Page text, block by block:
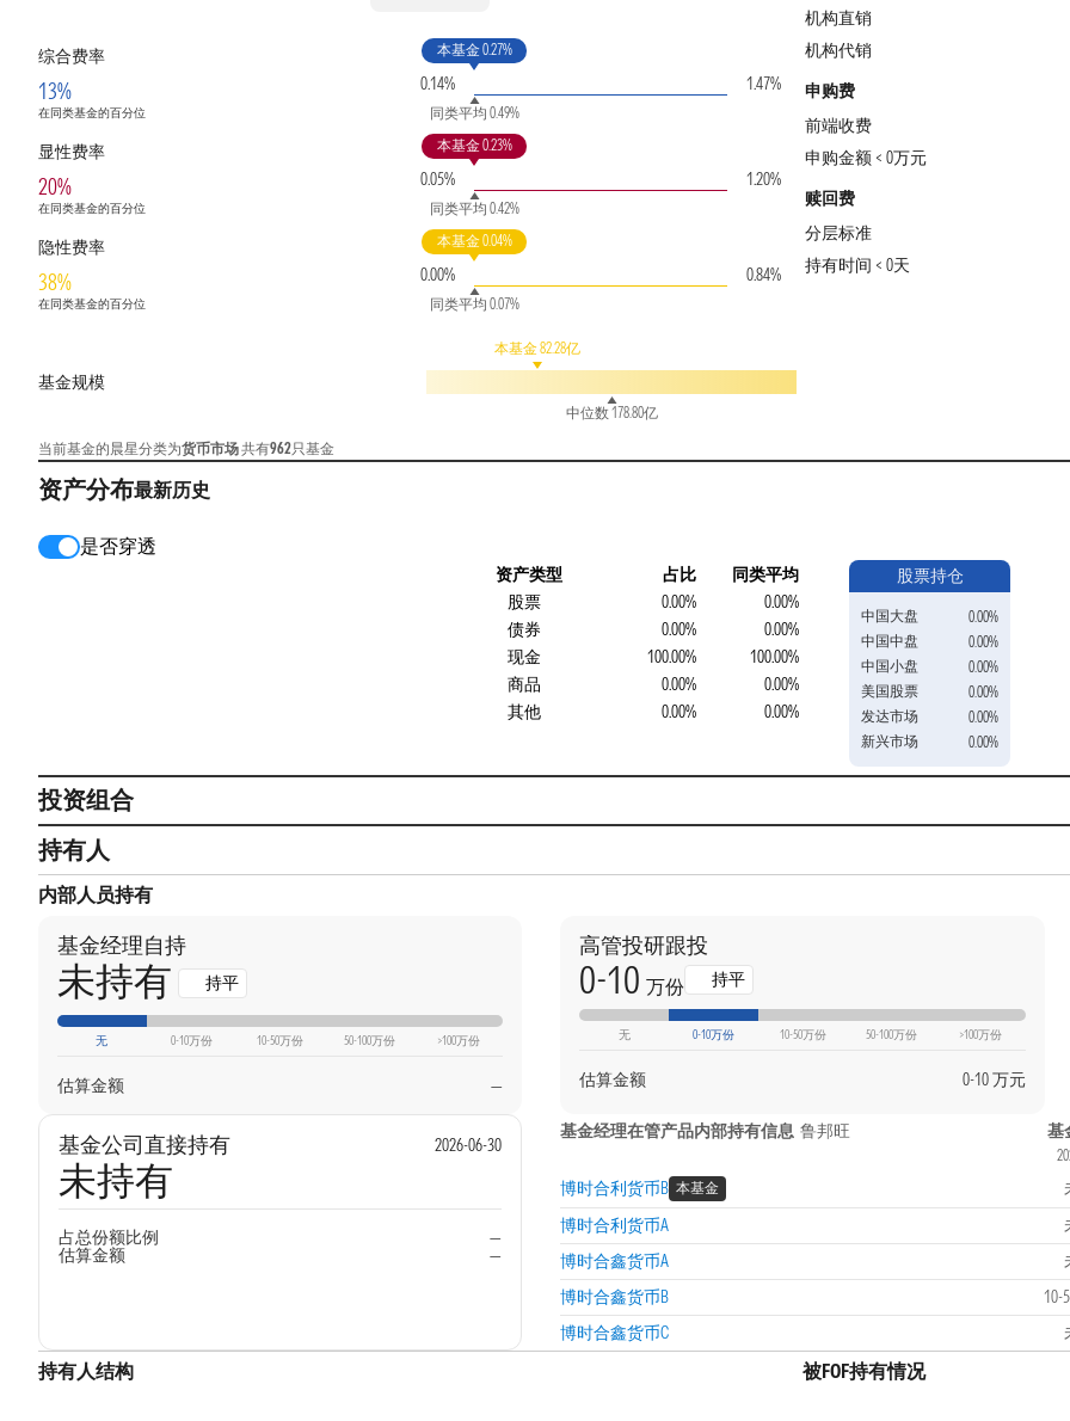
综合费率
13%
在同类基金的百分位
0.14%
本基金 0.27%
同类平均 0.49%
1.47%
显性费率
20%
在同类基金的百分位
0.05%
本基金 0.23%
同类平均 0.42%
1.20%
隐性费率
38%
在同类基金的百分位
0.00%
本基金 0.04%
同类平均 0.07%
0.84%
基金规模
本基金 82.28亿
中位数 178.80亿
当前基金的晨星分类为货币市场共有962只基金
机构直销
机构代销
申购费
前端收费
申购金额 < 0万元
赎回费
分层标准
持有时间 < 0天
资产分布最新历史
是否穿透
资产类型 占比
同类平均
股票
0.00%
0.00%
债券
0.00%
0.00%
现金
100.00%
100.00%
商品
0.00%
0.00%
其他
0.00% 0.00%
股票持仓
中国大盘
0.00%
中国中盘
0.00%
中国小盘
0.00%
美国股票
0.00%
发达市场
0.00%
新兴市场
0.00%
投资组合
持有人
内部人员持有
基金经理自持
未持有 持平
无 0-10万份 10-50万份 50-100万份 >100万份
估算金额 —
高管投研跟投
0-10 万份 持平
无 0-10万份 10-50万份 50-100万份 >100万份
估算金额 0-10 万元
基金公司直接持有 2026-06-30
未持有
占总份额比例
—
估算金额
—
基金经理在管产品内部持有信息 鲁邦旺 基
博时合利货币B 本基金
博时合利货币A
博时合鑫货币A
博时合鑫货币B
10-
博时合鑫货币C
持有人结构 被FOF持有情况